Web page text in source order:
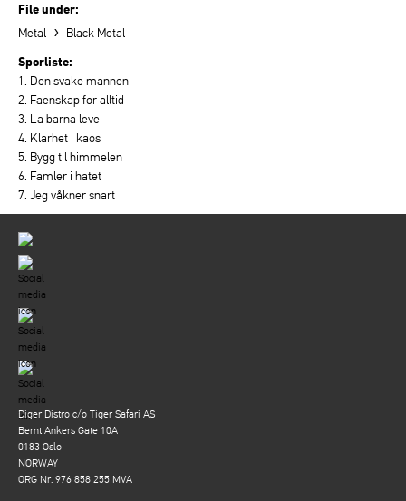
File under:
Metal › Black Metal
Sporliste:
1. Den svake mannen
2. Faenskap for alltid
3. La barna leve
4. Klarhet i kaos
5. Bygg til himmelen
6. Famler i hatet
7. Jeg våkner snart
Diger Distro c/o Tiger Safari AS
Bernt Ankers Gate 10A
0183 Oslo
NORWAY
ORG Nr. 976 858 255 MVA